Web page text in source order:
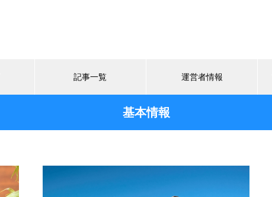
記事一覧 運営者情報
基本情報